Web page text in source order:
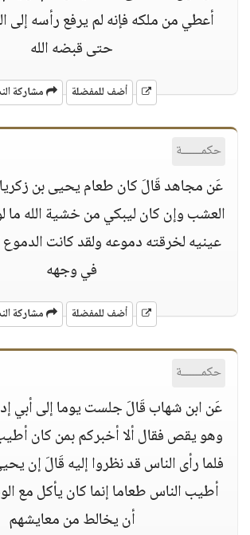
أعطي من ملكه فإنه لم يرفع رأسه إلى
حتى قبضه الله
أضف للمفضلة مشاركة
حكمــــــة
عَن مجاهد قَالَ كان طعام يحيى بن زكريا
العشب وإن كان ليبكي من خشية الله ما
عينيه لخرقته دموعه ولقد كانت
في وجهه
أضف للمفضلة مشاركة
حكمــــــة
عَن ابن شهاب قَالَ جلست يوما إلى أبي
وهو يقص فقال ألا أخبركم بمن كان
فلما رأى الناس قد نظروا إليه قَالَ إن
أطيب الناس طعاما إنما كان يأكل مع
أن يخالط من معايشهم